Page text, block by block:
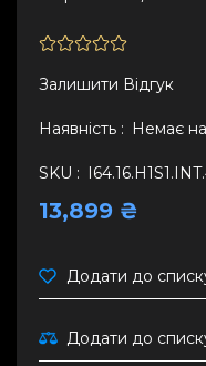
Залишити Вiдгук
Наявність : Немає
SKU :
13,899 ₴
Додати до
Додати до